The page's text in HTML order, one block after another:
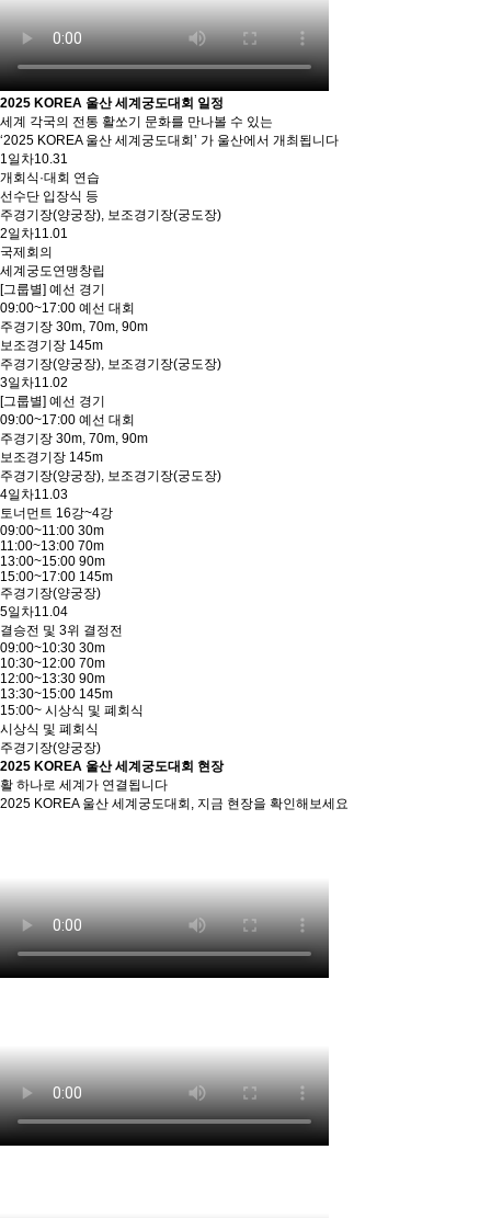
2025 KOREA 울산 세계궁도대회 일정
세계 각국의 전통 활쏘기 문화를 만나볼 수 있는
‘2025 KOREA 울산 세계궁도대회’ 가 울산에서 개최됩니다
1일차10.31
개회식·대회 연습
선수단 입장식 등
주경기장(양궁장), 보조경기장(궁도장)
2일차11.01
국제회의
세계궁도연맹창립
[그룹별] 예선 경기
09:00~17:00 예선 대회
주경기장 30m, 70m, 90m
보조경기장 145m
주경기장(양궁장), 보조경기장(궁도장)
3일차11.02
[그룹별] 예선 경기
09:00~17:00 예선 대회
주경기장 30m, 70m, 90m
보조경기장 145m
주경기장(양궁장), 보조경기장(궁도장)
4일차11.03
토너먼트 16강~4강
09:00~11:00 30m
11:00~13:00 70m
13:00~15:00 90m
15:00~17:00 145m
주경기장(양궁장)
5일차11.04
결승전 및 3위 결정전
09:00~10:30 30m
10:30~12:00 70m
12:00~13:30 90m
13:30~15:00 145m
15:00~ 시상식 및 폐회식
시상식 및 폐회식
주경기장(양궁장)
2025 KOREA 울산 세계궁도대회 현장
활 하나로 세계가 연결됩니다
2025 KOREA 울산 세계궁도대회, 지금 현장을 확인해보세요